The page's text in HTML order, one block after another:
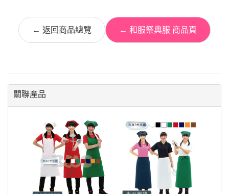
← 返回商品總覽 ← 和服祭典服 商品頁
關聯產品